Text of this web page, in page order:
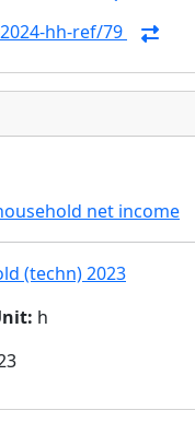
hh-ref/79
net income
(techn) 2023
: h